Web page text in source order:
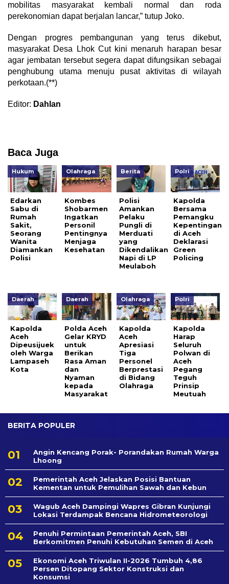
mobilitas masyarakat kembali normal dan roda
perekonomian dapat berjalan lancar,” tutup Joko.
Dengan progres pembangunan yang terus dikebut,
masyarakat Desa Lhok Cut kini menaruh harapan besar
agar jembatan tersebut segera dapat difungsikan sebagai
penghubung utama menuju pusat aktivitas di wilayah
perkotaan.(**)
Editor: Dahlan
Baca Juga
Hukum
Edarkan
Sabu di
Rumah
Sakit,
Seorang
Wanita
Diamankan
Polisi
Olahraga
Kombes
Shobarmen
Ingatkan
Personil
Pentingnya
Menjaga
Kesehatan
Berita
Polisi
Amankan
Pelaku
Pungli di
Merduati
yang
Dikendalikan
Napi di LP
Meulaboh
Polri
Kapolda
Bersama
Pemangku
Kepentingan
di Aceh
Deklarasi
Green
Policing
Daerah
Kapolda
Aceh
Dipeusijuek
oleh Warga
Lampaseh
Kota
Daerah
Polda Aceh
Gelar KRYD
untuk
Berikan
Rasa Aman
dan
Nyaman
kepada
Masyarakat
Olahraga
Kapolda
Aceh
Apresiasi
Tiga
Personel
Berprestasi
di Bidang
Olahraga
Polri
Kapolda
Harap
Seluruh
Polwan di
Aceh
Pegang
Teguh
Prinsip
Meutuah
BERITA POPULER
Angin Kencang Porak- Porandakan Rumah Warga
Lhoong
Pemerintah Aceh Jelaskan Posisi Bantuan
Kementan untuk Pemulihan Sawah dan Kebun
Wagub Aceh Dampingi Wapres Gibran Kunjungi
Lokasi Terdampak Bencana Hidrometeorologi
Penuhi Permintaan Pemerintah Aceh, SBI
Berkomitmen Penuhi Kebutuhan Semen di Aceh
Ekonomi Aceh Triwulan II-2026 Tumbuh 4,86
Persen Ditopang Sektor Konstruksi dan
Konsumsi